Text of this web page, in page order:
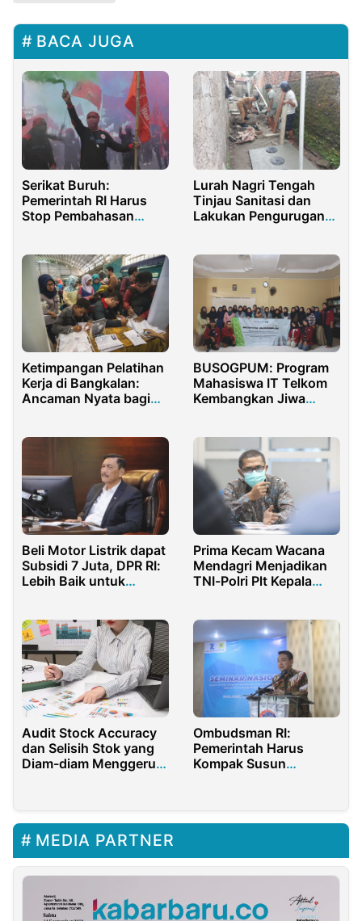
BACA JUGA
Serikat Buruh:
Pemerintah RI Harus
Stop Pembahasan
Lurah Nagri Tengah
Tinjau Sanitasi dan
Lakukan Pengurugan
Ketimpangan Pelatihan
Kerja di Bangkalan:
Ancaman Nyata bagi
BUSOGPUM: Program
Mahasiswa IT Telkom
Kembangkan Jiwa
Beli Motor Listrik dapat
Subsidi 7 Juta, DPR RI:
Lebih Baik untuk
Prima Kecam Wacana
Mendagri Menjadikan
TNI-Polri Plt Kepala
Audit Stock Accuracy
dan Selisih Stok yang
Diam-diam Menggerus
Ombudsman RI:
Pemerintah Harus
Kompak Susun
MEDIA PARTNER